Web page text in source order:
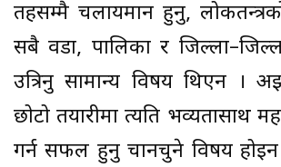
तहसम्मै चलायमान हुनु,
सबै वडा, पालिका र
उत्रिनु सामान्य विषय थिएन ।
छोटो तयारीमा त्यति भव्यतासाथ
गर्न सफल हुनु चानचुने विषय